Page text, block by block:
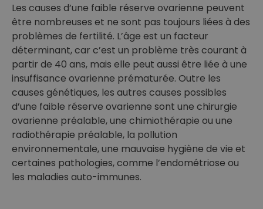
Les causes d’une faible réserve ovarienne peuvent
être nombreuses et ne sont pas toujours liées à des
problèmes de fertilité. L’âge est un facteur
déterminant, car c’est un problème très courant à
partir de 40 ans, mais elle peut aussi être liée à une
insuffisance ovarienne prématurée. Outre les
causes génétiques, les autres causes possibles
d’une faible réserve ovarienne sont une chirurgie
ovarienne préalable, une chimiothérapie ou une
radiothérapie préalable, la pollution
environnementale, une mauvaise hygiène de vie et
certaines pathologies, comme l’endométriose ou
les maladies auto-immunes.